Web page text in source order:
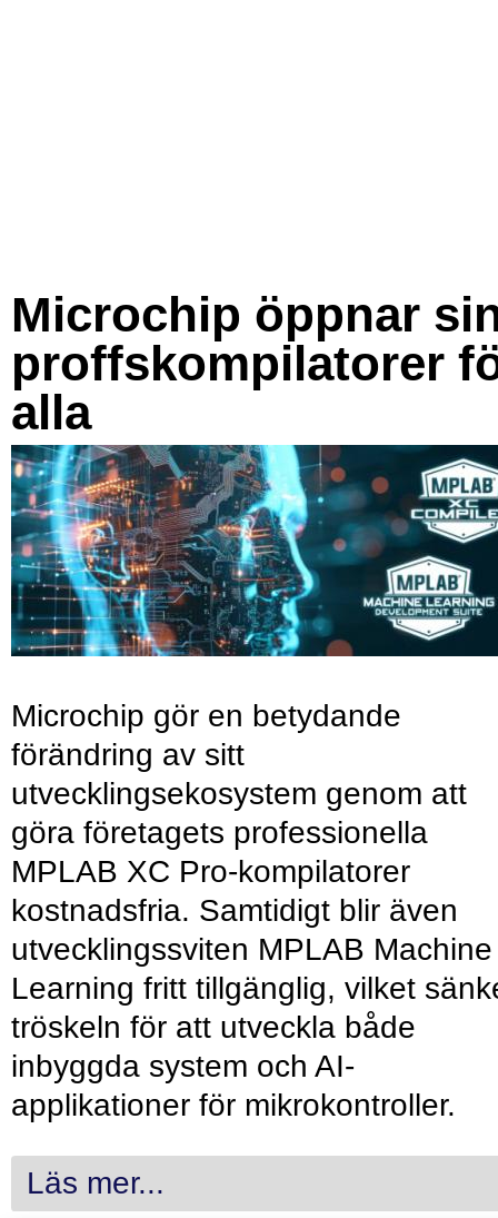
Microchip öppnar
proffskompilatorer
alla
Microchip gör en betydande
förändring av sitt
utvecklingsekosystem genom att
göra företagets professionella
MPLAB XC Pro-kompilatorer
kostnadsfria. Samtidigt blir även
utvecklingssviten MPLAB Machine
Learning fritt tillgänglig, vilket
tröskeln för att utveckla både
inbyggda system och AI-
applikationer för mikrokontroller.
Läs mer...